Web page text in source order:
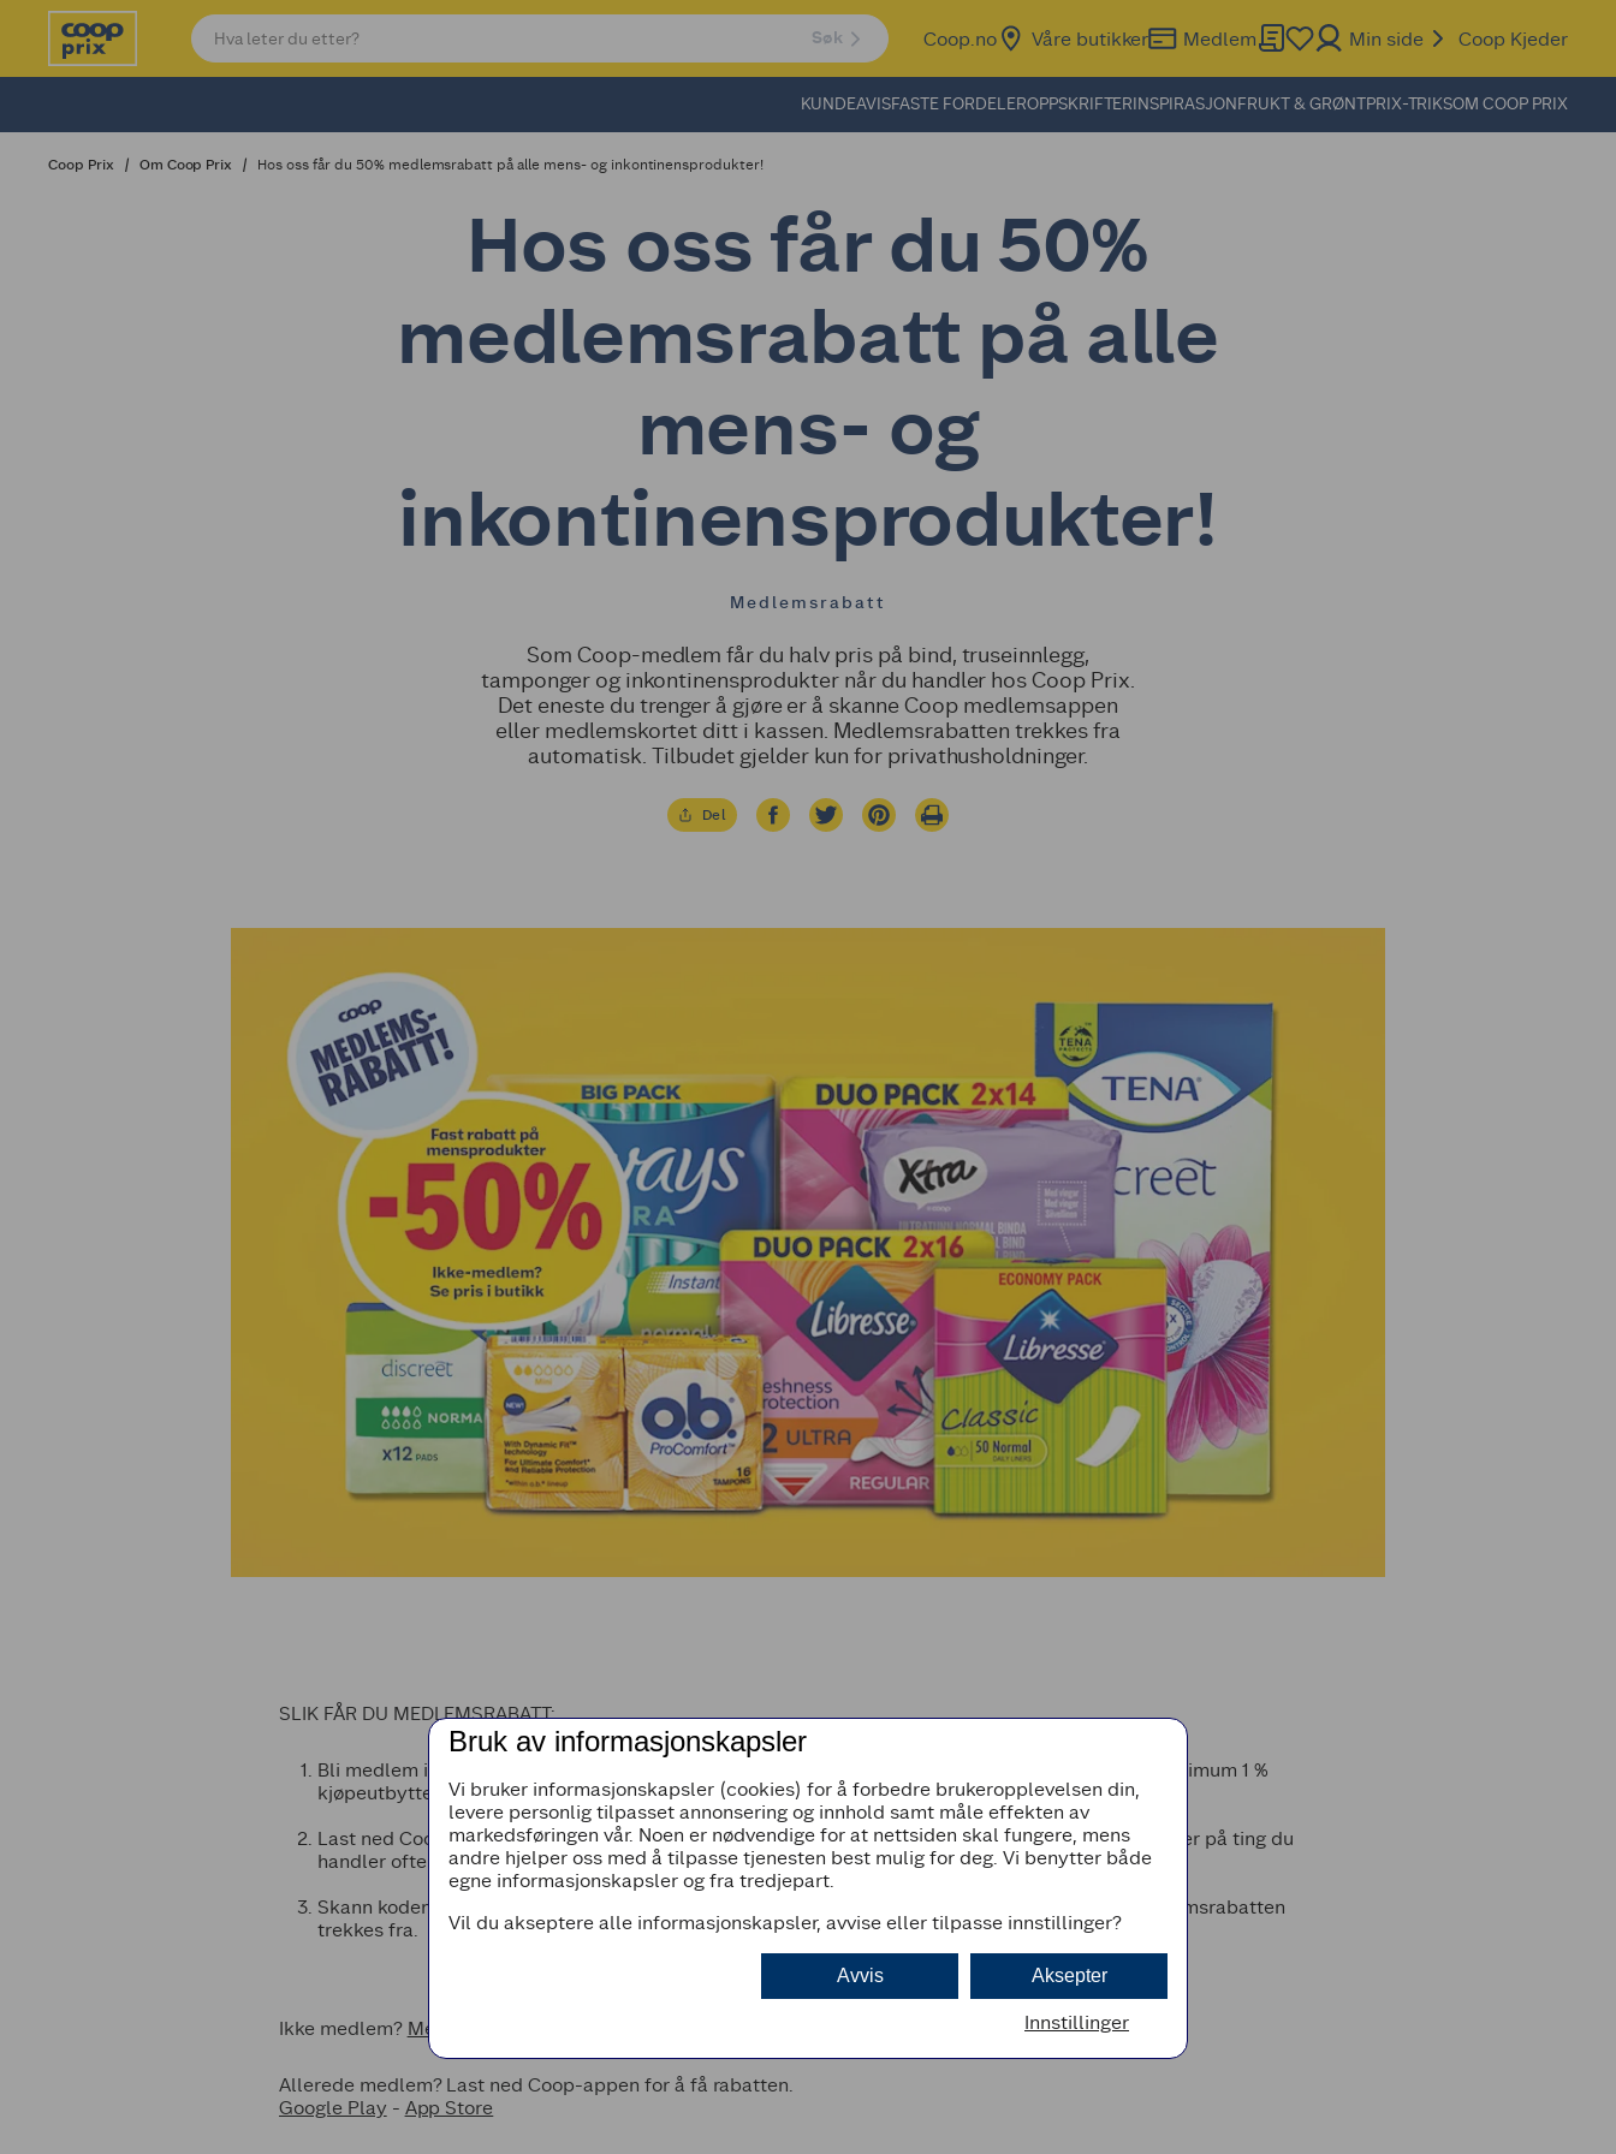
Søk Coop.no Våre butikker Medlem Min side Coop Kjeder
KUNDEAVISFASTE FORDELEROPPSKRIFTERINSPIRASJONFRUKT & GRØNTPRIX-TRIKSOM COOP PRIX
Coop Prix Om Coop Prix Hos oss får du 50% medlemsrabatt på alle mens- og inkontinensprodukter!
Hos oss får du 50%
medlemsrabatt på alle
mens- og
inkontinensprodukter!
Medlemsrabatt
Som Coop-medlem får du halv pris på bind, truseinnlegg,
tamponger og inkontinensprodukter når du handler hos Coop Prix.
Det eneste du trenger å gjøre er å skanne Coop medlemsappen
eller medlemskortet ditt i kassen. Medlemsrabatten trekkes fra
automatisk. Tilbudet gjelder kun for privathusholdninger.
Del
SLIK FÅR DU MEDLEMSRABATT:
Bli medlem i Coop. Er du ikke medlem ennå, er det enkelt å melde seg inn. Som medlem får du minimum 1 %
kjøpeutbytte på alt du handler. I tillegg får du en rekke andre medlemstilbud.
Last ned Coop-appen. I medlemsappen får du oversikt over fordelsregnskapet ditt, du får kuponger på ting du
handler ofte og du kan lese tilbudsavisen som oppdateres hver uke.
Skann koden i medlemsappen i kassen. Da blir kjøpene registrert på medlemskapet ditt og medlemsrabatten
trekkes fra.
Ikke medlem? Meld deg inn i dag
Allerede medlem? Last ned Coop-appen for å få rabatten.
Google Play - App Store
Bruk av informasjonskapsler
Vi bruker informasjonskapsler (cookies) for å forbedre brukeropplevelsen din,
levere personlig tilpasset annonsering og innhold samt måle effekten av
markedsføringen vår. Noen er nødvendige for at nettsiden skal fungere, mens
andre hjelper oss med å tilpasse tjenesten best mulig for deg. Vi benytter både
egne informasjonskapsler og fra tredjepart.
Vil du akseptere alle informasjonskapsler, avvise eller tilpasse innstillinger?
Aksepter
Avvis
Innstillinger